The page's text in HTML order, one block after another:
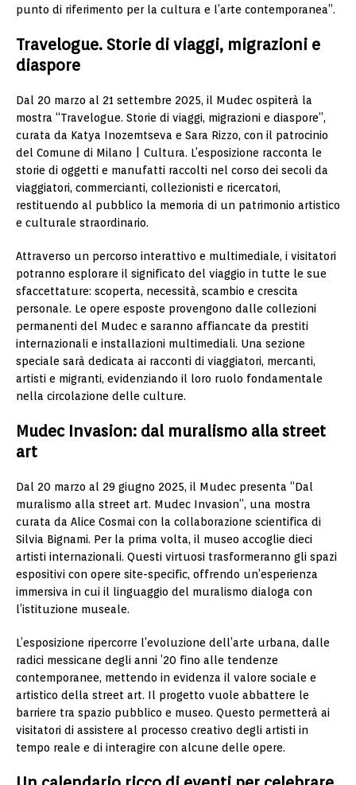
punto di riferimento per la cultura e l’arte contemporanea”.
Travelogue. Storie di viaggi, migrazioni e
diaspore
Dal 20 marzo al 21 settembre 2025, il Mudec ospiterà la
mostra “Travelogue. Storie di viaggi, migrazioni e diaspore”,
curata da Katya Inozemtseva e Sara Rizzo, con il patrocinio
del Comune di Milano | Cultura. L’esposizione racconta le
storie di oggetti e manufatti raccolti nel corso dei secoli da
viaggiatori, commercianti, collezionisti e ricercatori,
restituendo al pubblico la memoria di un patrimonio artistico
e culturale straordinario.
Attraverso un percorso interattivo e multimediale, i visitatori
potranno esplorare il significato del viaggio in tutte le sue
sfaccettature: scoperta, necessità, scambio e crescita
personale. Le opere esposte provengono dalle collezioni
permanenti del Mudec e saranno affiancate da prestiti
internazionali e installazioni multimediali. Una sezione
speciale sarà dedicata ai racconti di viaggiatori, mercanti,
artisti e migranti, evidenziando il loro ruolo fondamentale
nella circolazione delle culture.
Mudec Invasion: dal muralismo alla street
art
Dal 20 marzo al 29 giugno 2025, il Mudec presenta “Dal
muralismo alla street art. Mudec Invasion”, una mostra
curata da Alice Cosmai con la collaborazione scientifica di
Silvia Bignami. Per la prima volta, il museo accoglie dieci
artisti internazionali. Questi virtuosi trasformeranno gli spazi
espositivi con opere site-specific, offrendo un’esperienza
immersiva in cui il linguaggio del muralismo dialoga con
l’istituzione museale.
L’esposizione ripercorre l’evoluzione dell’arte urbana, dalle
radici messicane degli anni ’20 fino alle tendenze
contemporanee, mettendo in evidenza il valore sociale e
artistico della street art. Il progetto vuole abbattere le
barriere tra spazio pubblico e museo. Questo permetterà ai
visitatori di assistere al processo creativo degli artisti in
tempo reale e di interagire con alcune delle opere.